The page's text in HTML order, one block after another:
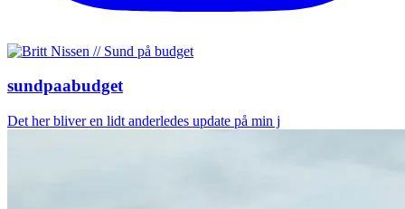
sundpaabudget
Det her bliver en lidt anderledes update på min j